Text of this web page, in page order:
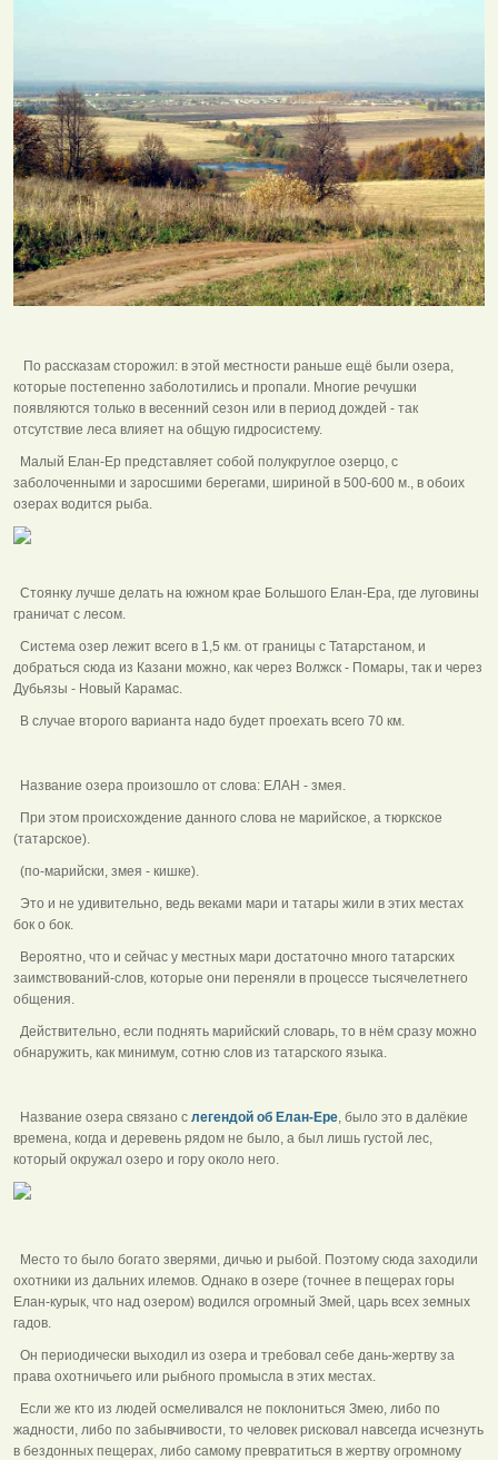
По рассказам сторожил: в этой местности раньше ещё были озера,
которые постепенно заболотились и пропали. Многие речушки
появляются только в весенний сезон или в период дождей - так
отсутствие леса влияет на общую гидросистему.
Малый Елан-Ер представляет собой полукруглое озерцо, с
заболоченными и заросшими берегами, шириной в 500-600 м., в обоих
озерах водится рыба.
Стоянку лучше делать на южном крае Большого Елан-Ера, где луговины
граничат с лесом.
Система озер лежит всего в 1,5 км. от границы с Татарстаном, и
добраться сюда из Казани можно, как через Волжск - Помары, так и через
Дубьязы - Новый Карамас.
В случае второго варианта надо будет проехать всего 70 км.
Название озера произошло от слова: ЕЛАН - змея.
При этом происхождение данного слова не марийское, а тюркское
(татарское).
(по-марийски, змея - кишке).
Это и не удивительно, ведь веками мари и татары жили в этих местах
бок о бок.
Вероятно, что и сейчас у местных мари достаточно много татарских
заимствований-слов, которые они переняли в процессе тысячелетнего
общения.
Действительно, если поднять марийский словарь, то в нём сразу можно
обнаружить, как минимум, сотню слов из татарского языка.
Название озера связано с легендой об Елан-Ере , было это в далёкие
времена, когда и деревень рядом не было, а был лишь густой лес,
который окружал озеро и гору около него.
Место то было богато зверями, дичью и рыбой. Поэтому сюда заходили
охотники из дальних илемов. Однако в озере (точнее в пещерах горы
Елан-курык, что над озером) водился огромный Змей, царь всех земных
гадов.
Он периодически выходил из озера и требовал себе дань-жертву за
права охотничьего или рыбного промысла в этих местах.
Если же кто из людей осмеливался не поклониться Змею, либо по
жадности, либо по забывчивости, то человек рисковал навсегда исчезнуть
в бездонных пещерах, либо самому превратиться в жертву огромному